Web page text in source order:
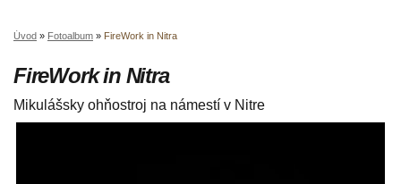
Úvod » Fotoalbum » FireWork in Nitra
FireWork in Nitra
Mikulášsky ohňostroj na námestí v Nitre